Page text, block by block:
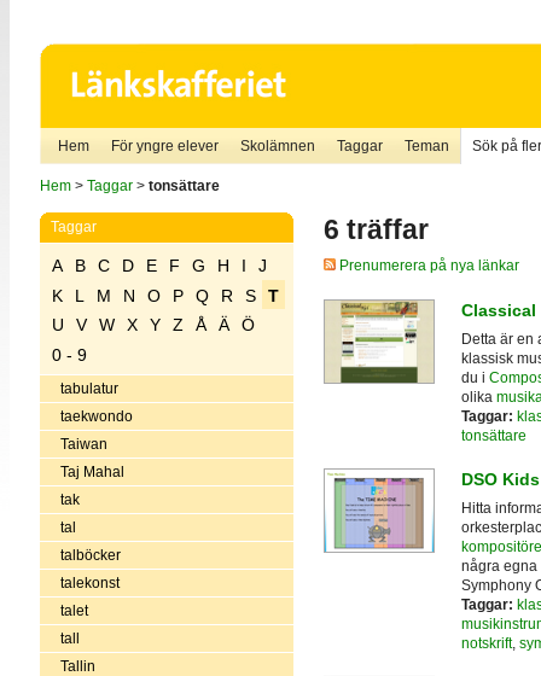
Hem För yngre elever Skolämnen Taggar Teman Sök på
Hem> Taggar> tonsättare
Taggar
A B C D E F G H I
J
K
L M N O P Q R S
T
U
V W X Y Z Å Ä
Ö
0 - 9
tabulatur
taekwondo
Taiwan
Taj Mahal
tak
tal
talböcker
talekonst
talet
tall
Tallin
6 träffar
Prenumerera på nya länkar
Classical
Detta är en
klassisk
du i
olika
Taggar:
tonsättare
DSO Kids
Hitta
några egna
Symphony
Taggar:
notskrift,